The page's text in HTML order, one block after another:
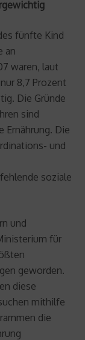
fünfte Kind
an
waren, laut
8,7 Prozent
Die Gründe
sind
Ernährung. Die
und
soziale
und
für
geworden.
diese
mithilfe
die